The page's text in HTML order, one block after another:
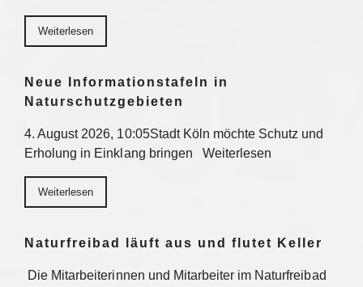
Weiterlesen
Neue Informationstafeln in
Naturschutzgebieten
4. August 2026, 10:05Stadt Köln möchte Schutz und
Erholung in Einklang bringen Weiterlesen
Weiterlesen
Naturfreibad läuft aus und flutet Keller
Die Mitarbeiterinnen und Mitarbeiter im Naturfreibad